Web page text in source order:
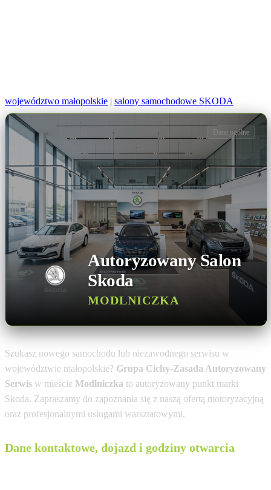
województwo małopolskie | salony samochodowe SKODA
Autoryzowany Salon
Skoda
MODLNICZKA
Dane ogólne
Szukasz nowego samochodu lub niezawodnego serwisu w
województwie małopolskie? Grupa Cichy-Zasada Autoryzowany
Serwis w mieście Modlniczka to autoryzowany punkt marki
Skoda. Zapraszamy do zapoznania się z naszą ofertą motoryzacyjną
oraz profesjonalnymi usługami warsztatowymi.
Dane kontaktowe, dojazd i godziny otwarcia